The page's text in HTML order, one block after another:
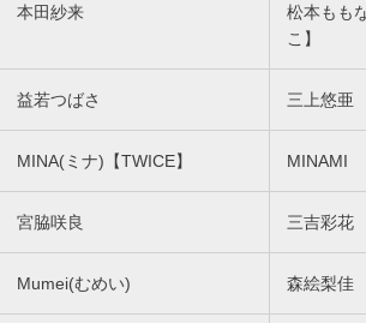
本田紗来
松本もも
こ】
益若つばさ 三上悠亜
MINA(ミナ)【TWICE】 MINAMI
宮脇咲良 三吉彩花
Mumei(むめい) 森絵梨佳